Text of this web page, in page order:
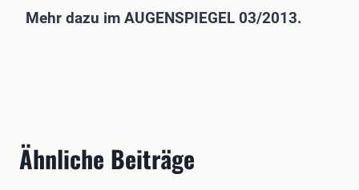
Mehr dazu im AUGENSPIEGEL 03/2013.
Ähnliche Beiträge